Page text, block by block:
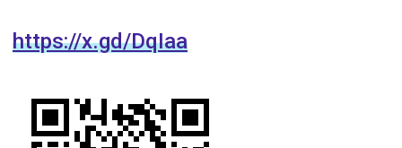
https://x.gd/DqIaa